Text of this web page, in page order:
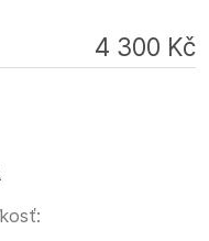
4 300 Kč